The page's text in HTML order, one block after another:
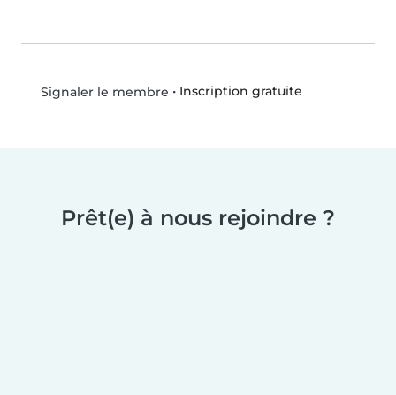
Signaler le membre • Inscription gratuite
Prêt(e) à nous rejoindre ?